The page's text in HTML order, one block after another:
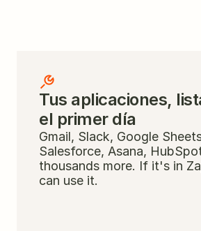
Tus aplicaciones,
el primer día
Gmail, Slack, Google
Salesforce, Asana,
thousands more. If it's in
can use it.